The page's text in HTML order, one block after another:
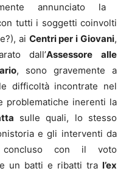
annunciato la
tutti i soggetti coinvolti
ai Centri per i Giovani,
dall’Assessore alle
, sono gravemente a
difficoltà incontrate nel
problematiche inerenti la
sulle quali, lo stesso
e gli interventi da
con il voto
e un batti e ribatti tra l’ex